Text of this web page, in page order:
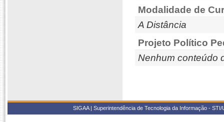
Modalidade de
A Distância
Projeto Político
Nenhum conteúdo
SIGAA | Superintendência de Tecnologia da Informação -